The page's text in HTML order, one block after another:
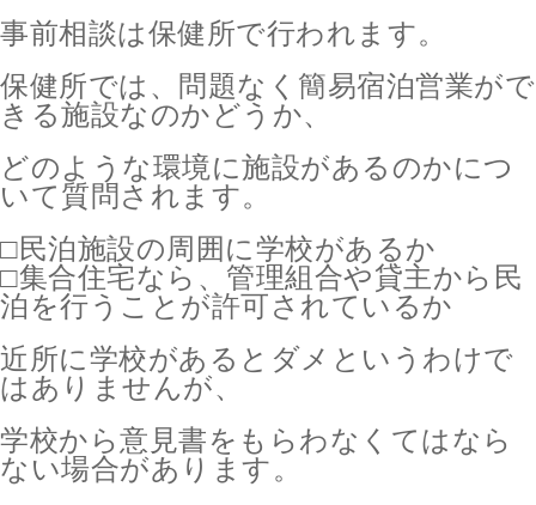
事前相談は保健所で行われます。
保健所では、問題なく簡易宿泊営業がで
きる施設なのかどうか、
どのような環境に施設があるのかにつ
いて質問されます。
□民泊施設の周囲に学校があるか
□集合住宅なら、管理組合や貸主から民
泊を行うことが許可されているか
近所に学校があるとダメというわけで
はありませんが、
学校から意見書をもらわなくてはなら
ない場合があります。